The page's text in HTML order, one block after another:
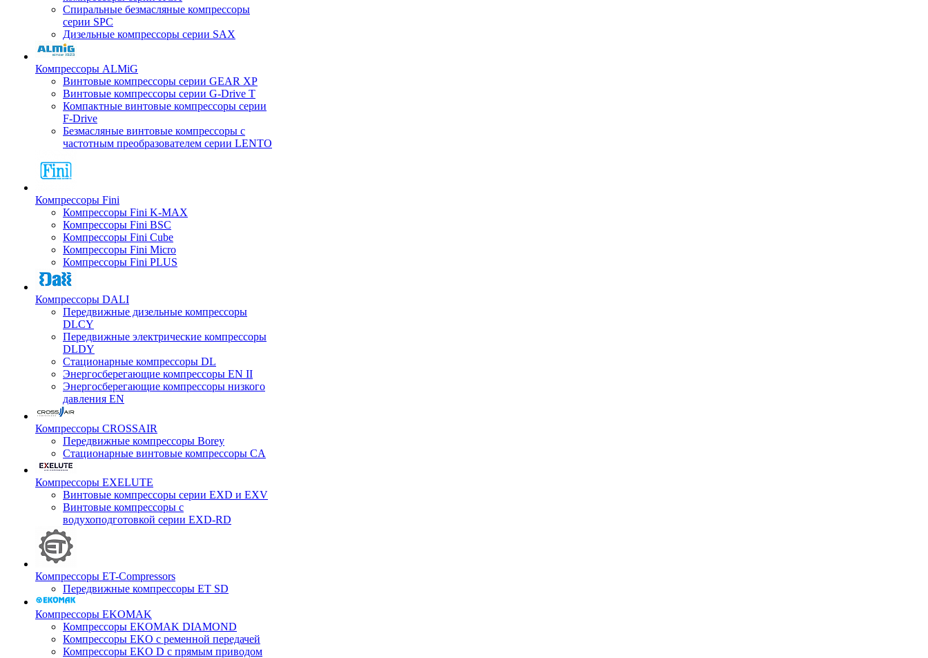
Спиральные безмасляные компрессоры
серии SPC
Дизельные компрессоры серии SAX
Компрессоры ALMiG
Винтовые компрессоры серии GEAR XP
Винтовые компрессоры серии G-Drive T
Компактные винтовые компрессоры серии
F-Drive
Безмасляные винтовые компрессоры с
частотным преобразователем серии LENTO
Компрессоры Fini
Компрессоры Fini K-MAX
Компрессоры Fini BSC
Компрессоры Fini Cube
Компрессоры Fini Micro
Компрессоры Fini PLUS
Компрессоры DALI
Передвижные дизельные компрессоры
DLCY
Передвижные электрические компрессоры
DLDY
Стационарные компрессоры DL
Энергосберегающие компрессоры EN II
Энергосберегающие компрессоры низкого
давления EN
Компрессоры CROSSAIR
Передвижные компрессоры Borey
Стационарные винтовые компрессоры CA
Компрессоры EXELUTE
Винтовые компрессоры серии EXD и EXV
Винтовые компрессоры с
водухоподготовкой серии EXD-RD
Компрессоры ET-Compressors
Передвижные компрессоры ET SD
Компрессоры EKOMAK
Компрессоры EKOMAK DIAMOND
Компрессоры EKO c ременной передачей
Компрессоры EKO D с прямым приводом